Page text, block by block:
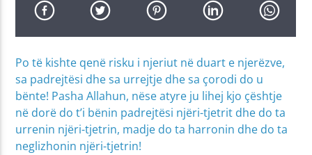
Po të kishte qenë risku i njeriut në duart e njerëzve,
sa padrejtësi dhe sa urrejtje dhe sa çorodi do u
bënte! Pasha Allahun, nëse atyre ju lihej kjo çështje
në dorë do t’i bënin padrejtësi njëri-tjetrit dhe do ta
urrenin njëri-tjetrin, madje do ta harronin dhe do ta
neglizhonin njëri-tjetrin!